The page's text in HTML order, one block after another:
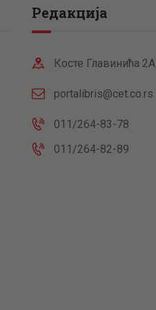
Редакција
Косте Главинића 2А
portalibris@cet.co.rs
011/264-83-78
011/264-82-89